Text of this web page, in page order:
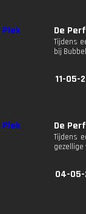
De
Tijdens
bij
11-05-
De
Tijdens
gezellige
04-05-